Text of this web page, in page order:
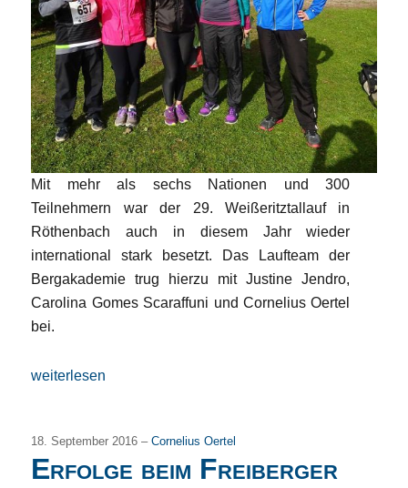
Mit mehr als sechs Nationen und 300
Teilnehmern war der 29. Weißeritztallauf in
Röthenbach auch in diesem Jahr wieder
international stark besetzt. Das Laufteam der
Bergakademie trug hierzu mit Justine Jendro,
Carolina Gomes Scaraffuni und Cornelius Oertel
bei.
„Internationales Flair beim Weißeritztallauf in Röthenbach“
weiterlesen
18. September 2016 –Cornelius Oertel
Erfolge beim Freiberger